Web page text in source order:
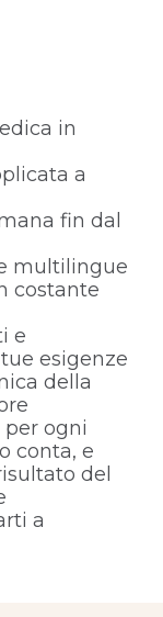
in
a
fin dal
multilingue
costante
e
esigenze
della
ogni
conta, e
del
a